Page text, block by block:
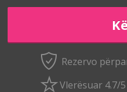
Rezervo
Vlerësuar 4.7/